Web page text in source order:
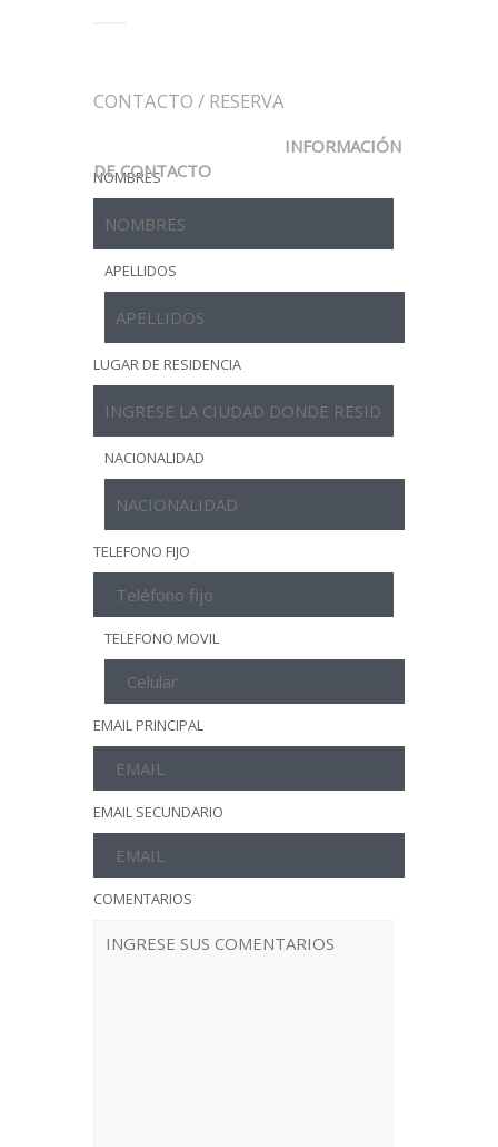
CONTACTO / RESERVA
INFORMACIÓN
DE CONTACTO
NOMBRES
APELLIDOS
LUGAR DE RESIDENCIA
NACIONALIDAD
TELEFONO FIJO
TELEFONO MOVIL
EMAIL PRINCIPAL
EMAIL SECUNDARIO
COMENTARIOS